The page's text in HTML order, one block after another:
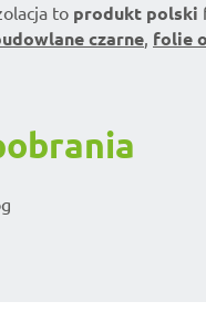
to produkt polski
czarne, folie